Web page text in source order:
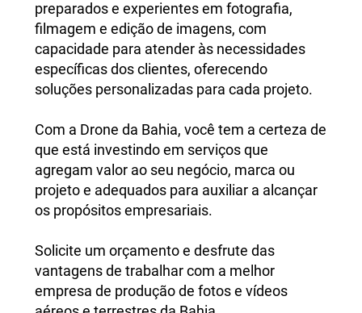
preparados e experientes em fotografia,
filmagem e edição de imagens, com
capacidade para atender às necessidades
específicas dos clientes, oferecendo
soluções personalizadas para cada projeto.
Com a Drone da Bahia, você tem a certeza de
que está investindo em serviços que
agregam valor ao seu negócio, marca ou
projeto e adequados para auxiliar a alcançar
os propósitos empresariais.
Solicite um orçamento e desfrute das
vantagens de trabalhar com a melhor
empresa de produção de fotos e vídeos